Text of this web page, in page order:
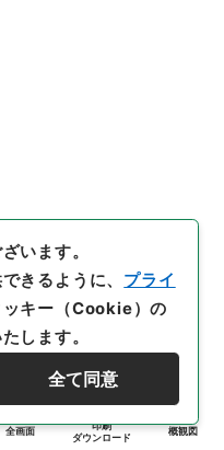
全画面
印刷
ダウンロード
概観図
います。
きるように、 プライ
ッキー（Cookie）の
します。
全て同意